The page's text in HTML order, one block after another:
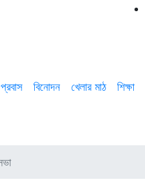
প্রবাস বিনোদন খেলার মাঠ শিক্ষা